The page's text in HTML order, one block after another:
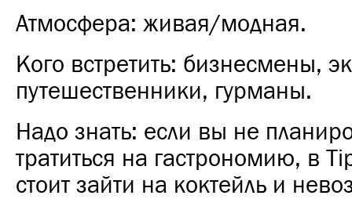
Атмосфера: живая/модная.
Кого встретить: бизнесмены,
путешественники, гурманы.
Надо знать: если вы не
тратиться на гастрономию, в
стоит зайти на коктейль и